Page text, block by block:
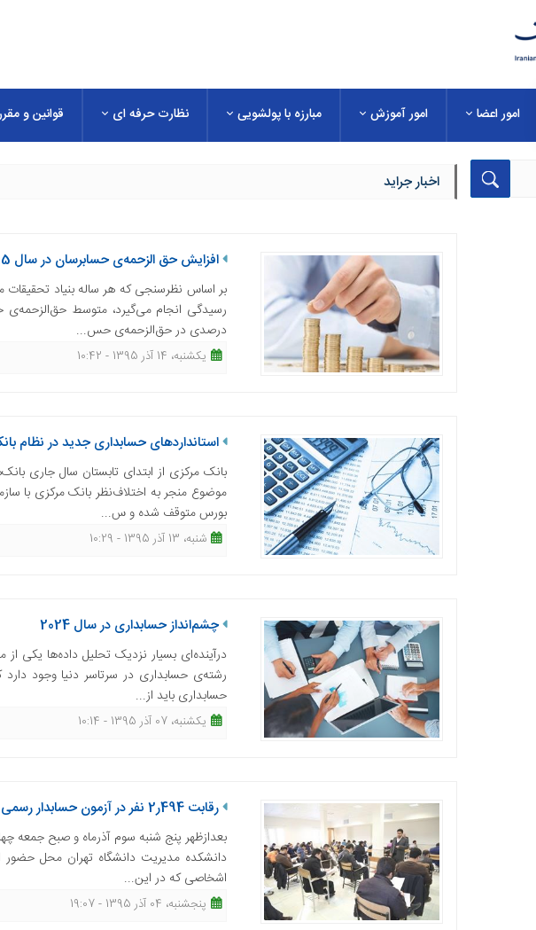
امور اعضا امور آموزش مبارزه با پولشویی نظارت حرفه ای قوانین و
اخبار جراید
افزایش حق‌ الزحمه‌ی حسابرسان در سال 2015
درصدی در حق‌الزحمه‌ی حس...
یکشنبه، 14 آذر 1395 - 10:42
استانداردهای حسابداری جدید در نظام
بورس متوقف شده و س...
شنبه، 13 آذر 1395 - 10:29
چشم‌انداز حسابداری در سال 2024
درآینده‌ای بسیار نزدیک تحلیل داده‌ها یکی
رشته‌ی حسابداری در سرتاسر دنیا وجود
حسابداری باید از...
یکشنبه، 07 آذر 1395 - 10:14
رقابت 494ر2 نفر در آزمون حسابدار رسمی
دانشکده مدیریت دانشگاه تهران محل حضور
اشخاصی که در این...
پنجشنبه، 04 آذر 1395 - 19:07